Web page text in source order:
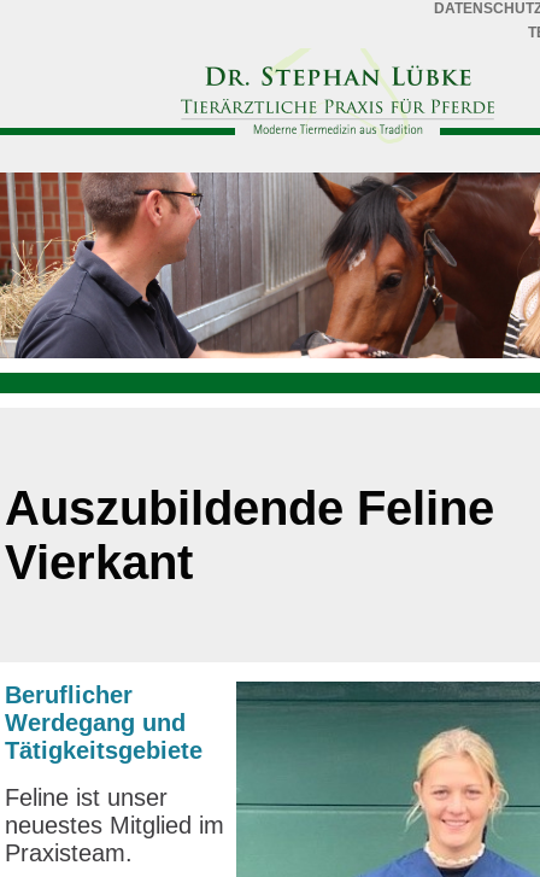
Auszubildende Feline
Vierkant
Beruflicher
Werdegang und
Tätigkeitsgebiete
Feline ist unser
neuestes Mitglied im
Praxisteam.